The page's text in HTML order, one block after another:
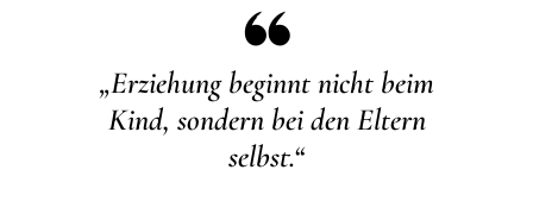
„Erziehung beginnt nicht beim
Kind, sondern bei den Eltern
selbst.“